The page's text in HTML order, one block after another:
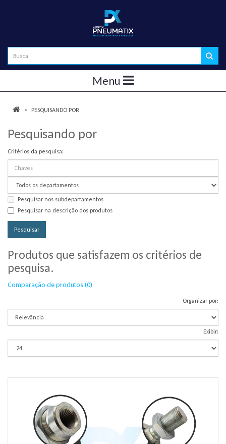
Menu
PESQUISANDO POR
Pesquisando por
Critérios da pesquisa:
Pesquisar nos subdepartamentos
Pesquisar na descrição dos produtos
Produtos que satisfazem os critérios de
pesquisa.
Comparação de produtos (0)
Organizar por:
Exibir: